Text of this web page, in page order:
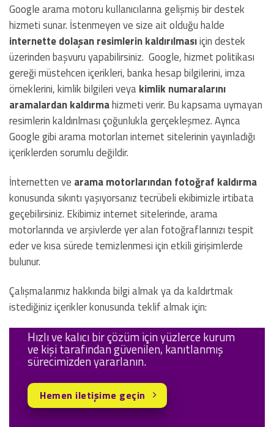
Google arama motoru kullanıcılarına gelişmiş bir destek
hizmeti sunar. İstenmeyen ve size ait olduğu halde
internettedolaşan resimlerin kaldırılmasıiçin destek
üzerinden başvuru yapabilirsiniz. Google, hizmet politikası
gereği müstehcen içerikleri, banka hesap bilgilerini, imza
örneklerini, kimlik bilgileri veyakimlik numaralarını
aramalardan kaldırmahizmeti verir. Bu kapsama uymayan
resimlerin kaldırılması çoğunlukla gerçekleşmez. Ayrıca
Google gibi arama motorları internet sitelerinin yayınladığı
içeriklerden sorumlu değildir.
İnternetten ve arama motorlarından fotoğraf kaldırma
konusunda sıkıntı yaşıyorsanız tecrübeli ekibimizle irtibata
geçebilirsiniz. Ekibimiz internet sitelerinde, arama
motorlarında ve arşivlerde yer alan fotoğraflarınızı tespit
eder ve kısa sürede temizlenmesi için etkili girişimlerde
bulunur.
Çalışmalarımız hakkında bilgi almak ya da kaldırtmak
istediğiniz içerikler konusunda teklif almak için:
Hızlı ve kalıcı bir çözüm için yüzlerce kurum
ve kişi tarafından güvenilen, kanıtlanmış
sürecimizden yararlanın.
Hemen iletişime geçin